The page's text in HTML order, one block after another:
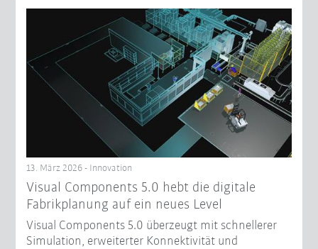
13. März 2026 - Innovation
Visual Components 5.0 hebt die digitale
Fabrikplanung auf ein neues Level
Visual Components 5.0 überzeugt mit schnellerer
Simulation, erweiterter Konnektivität und